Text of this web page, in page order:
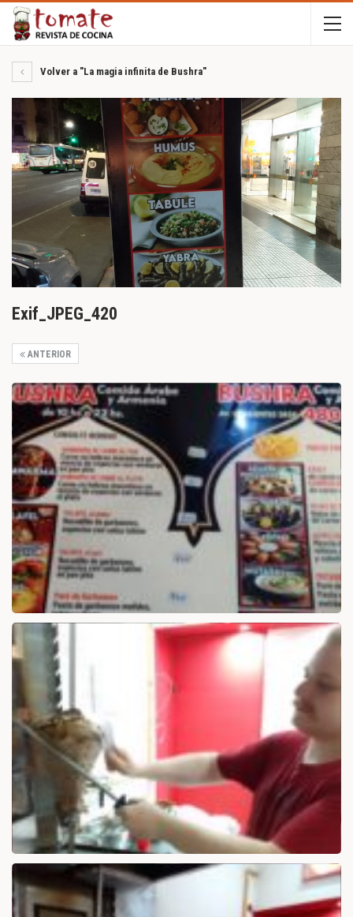
Volver a "La magia infinita de Bushra"
Exif_JPEG_420
ANTERIOR